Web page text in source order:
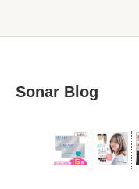
Sonar Blog